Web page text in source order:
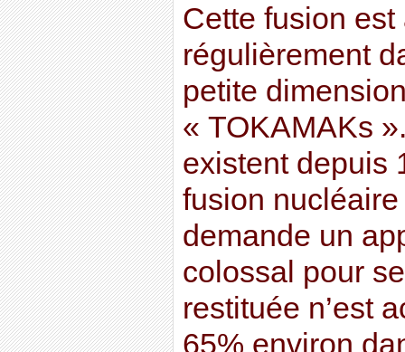
Cette fusion
régulièrement
petite
« TOKAMAKs
existent depuis
fusion
demande un
colossal pour
restituée n’est
65% environ